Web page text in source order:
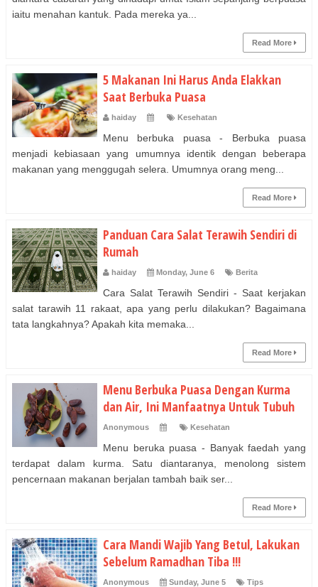
iaitu menahan kantuk. Pada mereka ya...
Read More
5 Makanan Ini Harus Anda Elakkan
Saat Berbuka Puasa
haiday Kesehatan
Menu berbuka puasa - Berbuka puasa
menjadi kebiasaan yang umumnya identik dengan beberapa
makanan yang menggugah selera. Umumnya orang meng...
Read More
Panduan Cara Salat Terawih Sendiri di
Rumah
haiday Monday, June 6 Berita
Cara Salat Terawih Sendiri - Saat kerjakan
salat tarawih 11 rakaat, apa yang perlu dilakukan? Bagaimana
tata langkahnya? Apakah kita memaka...
Read More
Menu Berbuka Puasa Dengan Kurma
dan Air, Ini Manfaatnya Untuk Tubuh
Anonymous Kesehatan
Menu beruka puasa - Banyak faedah yang
terdapat dalam kurma. Satu diantaranya, menolong sistem
pencernaan makanan berjalan tambah baik ser...
Read More
Cara Mandi Wajib Yang Betul, Lakukan
Sebelum Ramadhan Tiba !!!
Anonymous Sunday, June 5 Tips